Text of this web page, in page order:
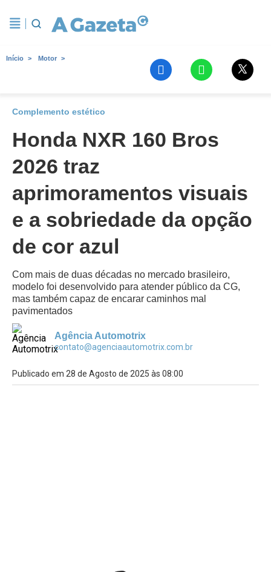
Início Motor
Complemento estético
Honda NXR 160 Bros
2026 traz
aprimoramentos visuais
e a sobriedade da opção
de cor azul
Com mais de duas décadas no mercado brasileiro,
modelo foi desenvolvido para atender público da CG,
mas também capaz de encarar caminhos mal
pavimentados
Agência Automotrix
contato@agenciaautomotrix.com.br
Publicado em 28 de Agosto de 2025 às 08:00